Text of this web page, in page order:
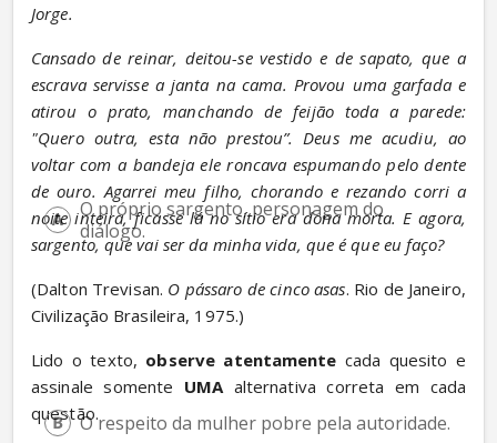
Jorge.
Cansado de reinar, deitou-se vestido e de sapato, que a
escrava servisse a janta na cama. Provou uma garfada e
atirou o prato, manchando de feijão toda a parede:
"Quero outra, esta não prestou”. Deus me acudiu, ao
voltar com a bandeja ele roncava espumando pelo dente
de ouro. Agarrei meu filho, chorando e rezando corri a
noite inteira, ficasse lá no sítio era dona morta. E agora,
sargento, que vai ser da minha vida, que é que eu faço?
(Dalton Trevisan. O pássaro de cinco asas. Rio de Janeiro,
Civilização Brasileira, 1975.)
Lido o texto, observe atentamente cada quesito e
assinale somente UMA alternativa correta em cada
questão.
O próprio sargento, personagem do
diálogo.
O respeito da mulher pobre pela autoridade.